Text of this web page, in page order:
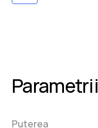
Parametrii
Puterea